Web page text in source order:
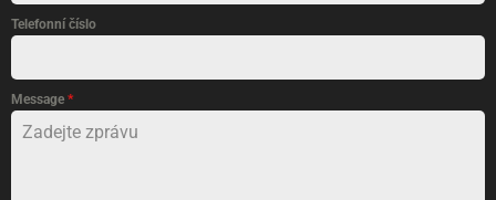
Telefonní číslo
Message *